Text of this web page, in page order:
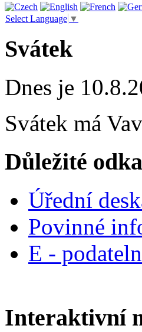
Select Language ▼
Svátek
Dnes je
Svátek má
Důležité
Úřední
Povinné
E -
Interaktivní